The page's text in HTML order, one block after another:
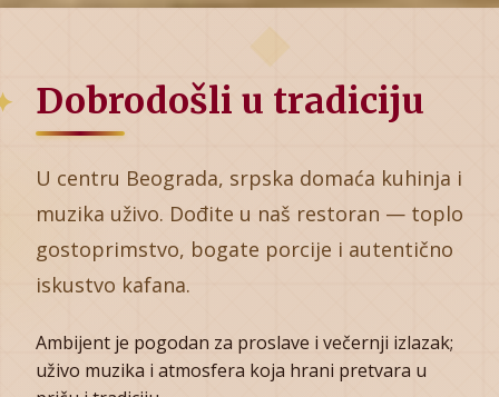
Dobrodošli u tradiciju
U centru Beograda, srpska domaća kuhinja i
muzika uživo. Dođite u naš restoran — toplo
gostoprimstvo, bogate porcije i autentično
iskustvo kafana.
Ambijent je pogodan za proslave i večernji izlazak;
uživo muzika i atmosfera koja hrani pretvara u